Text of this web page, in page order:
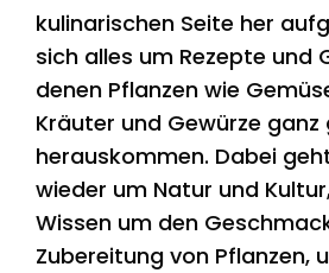
kulinarischen Seite her
sich alles um Rezepte und
denen Pflanzen wie
Kräuter und Gewürze ganz
herauskommen. Dabei
wieder um Natur und
Wissen um den
Zubereitung von Pflanzen,